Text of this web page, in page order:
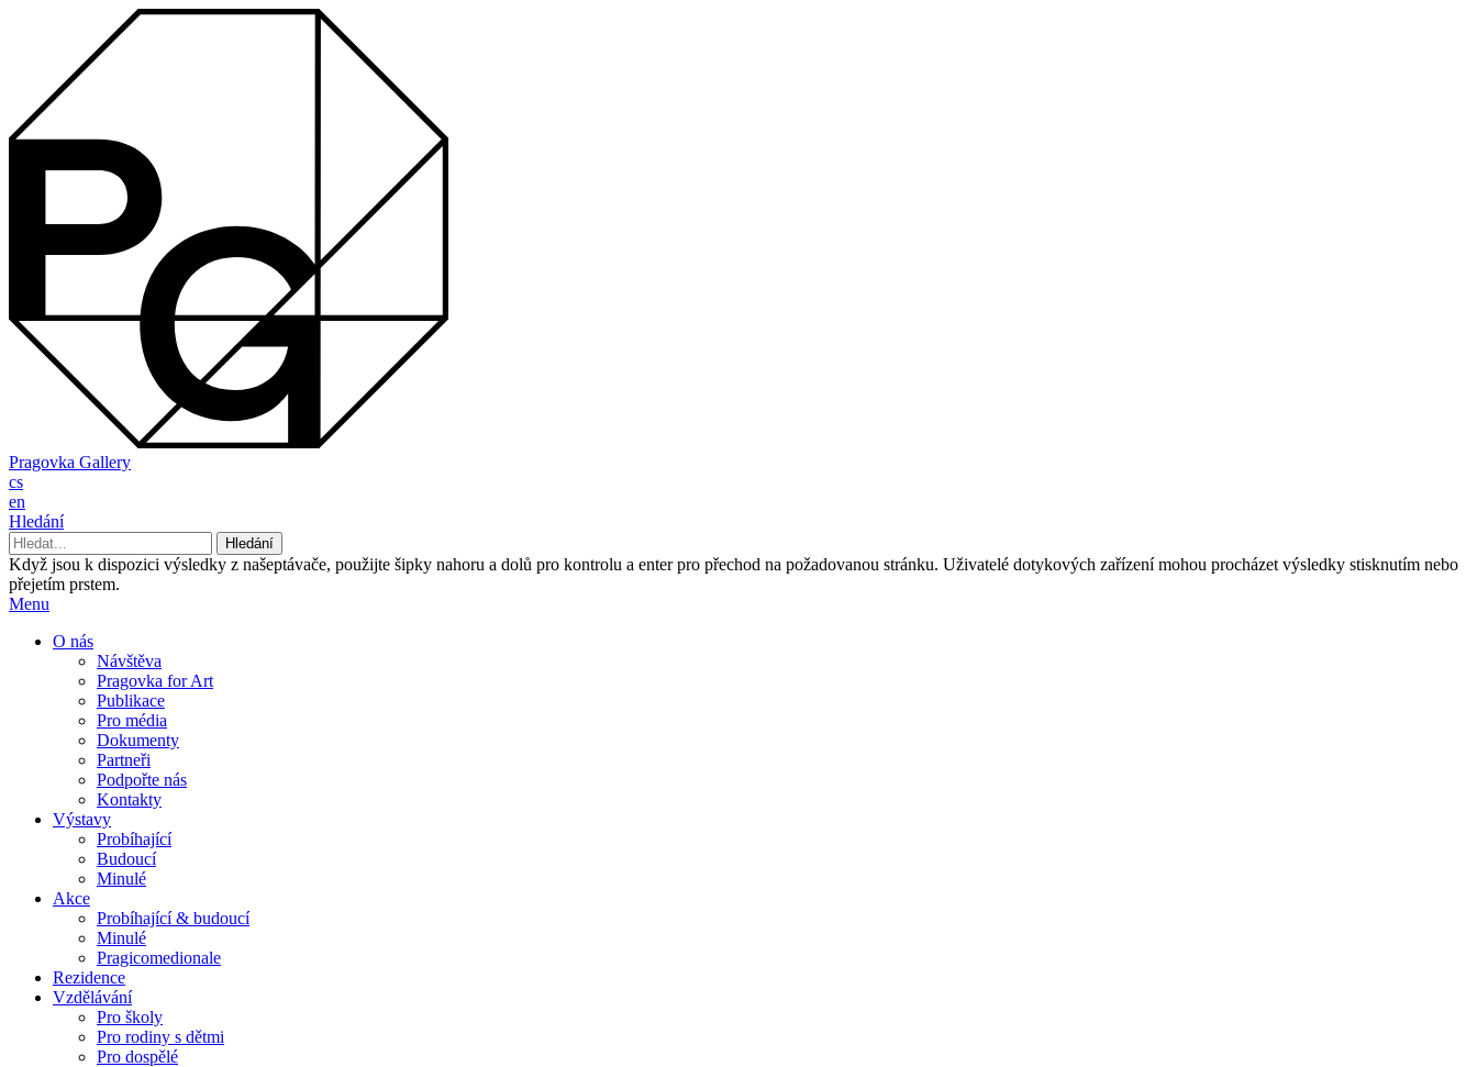
Pragovka Gallery
cs
en
Hledání
Když jsou k dispozici výsledky z našeptávače, použijte šipky nahoru a dolů pro kontrolu a enter pro přechod na požadovanou stránku. Uživatelé dotykových zařízení mohou procházet výsledky stisknutím nebo
přejetím prstem.
Menu
O nás
Návštěva
Pragovka for Art
Publikace
Pro média
Dokumenty
Partneři
Podpořte nás
Kontakty
Výstavy
Probíhající
Budoucí
Minulé
Akce
Probíhající & budoucí
Minulé
Pragicomedionale
Rezidence
Vzdělávání
Pro školy
Pro rodiny s dětmi
Pro dospělé